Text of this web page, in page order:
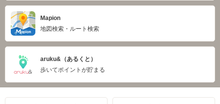
Mapion
地図検索・ルート検索
aruku&（あるくと）
歩いてポイントが貯まる